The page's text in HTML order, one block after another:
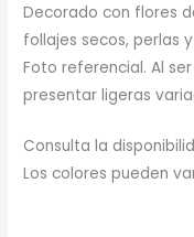
Decorado con flores
follajes secos, perlas
Foto referencial. Al
presentar ligeras
Consulta la
Los colores pueden